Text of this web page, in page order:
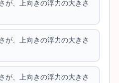
が、上向きの浮力の大きさ
が、上向きの浮力の大きさ
が、上向きの浮力の大きさ